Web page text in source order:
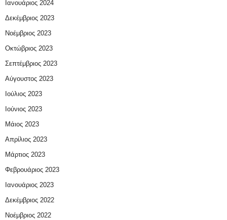
Ιανουάριος 2024
Δεκέμβριος 2023
Νοέμβριος 2023
Οκτώβριος 2023
Σεπτέμβριος 2023
Αύγουστος 2023
Ιούλιος 2023
Ιούνιος 2023
Μάιος 2023
Απρίλιος 2023
Μάρτιος 2023
Φεβρουάριος 2023
Ιανουάριος 2023
Δεκέμβριος 2022
Νοέμβριος 2022